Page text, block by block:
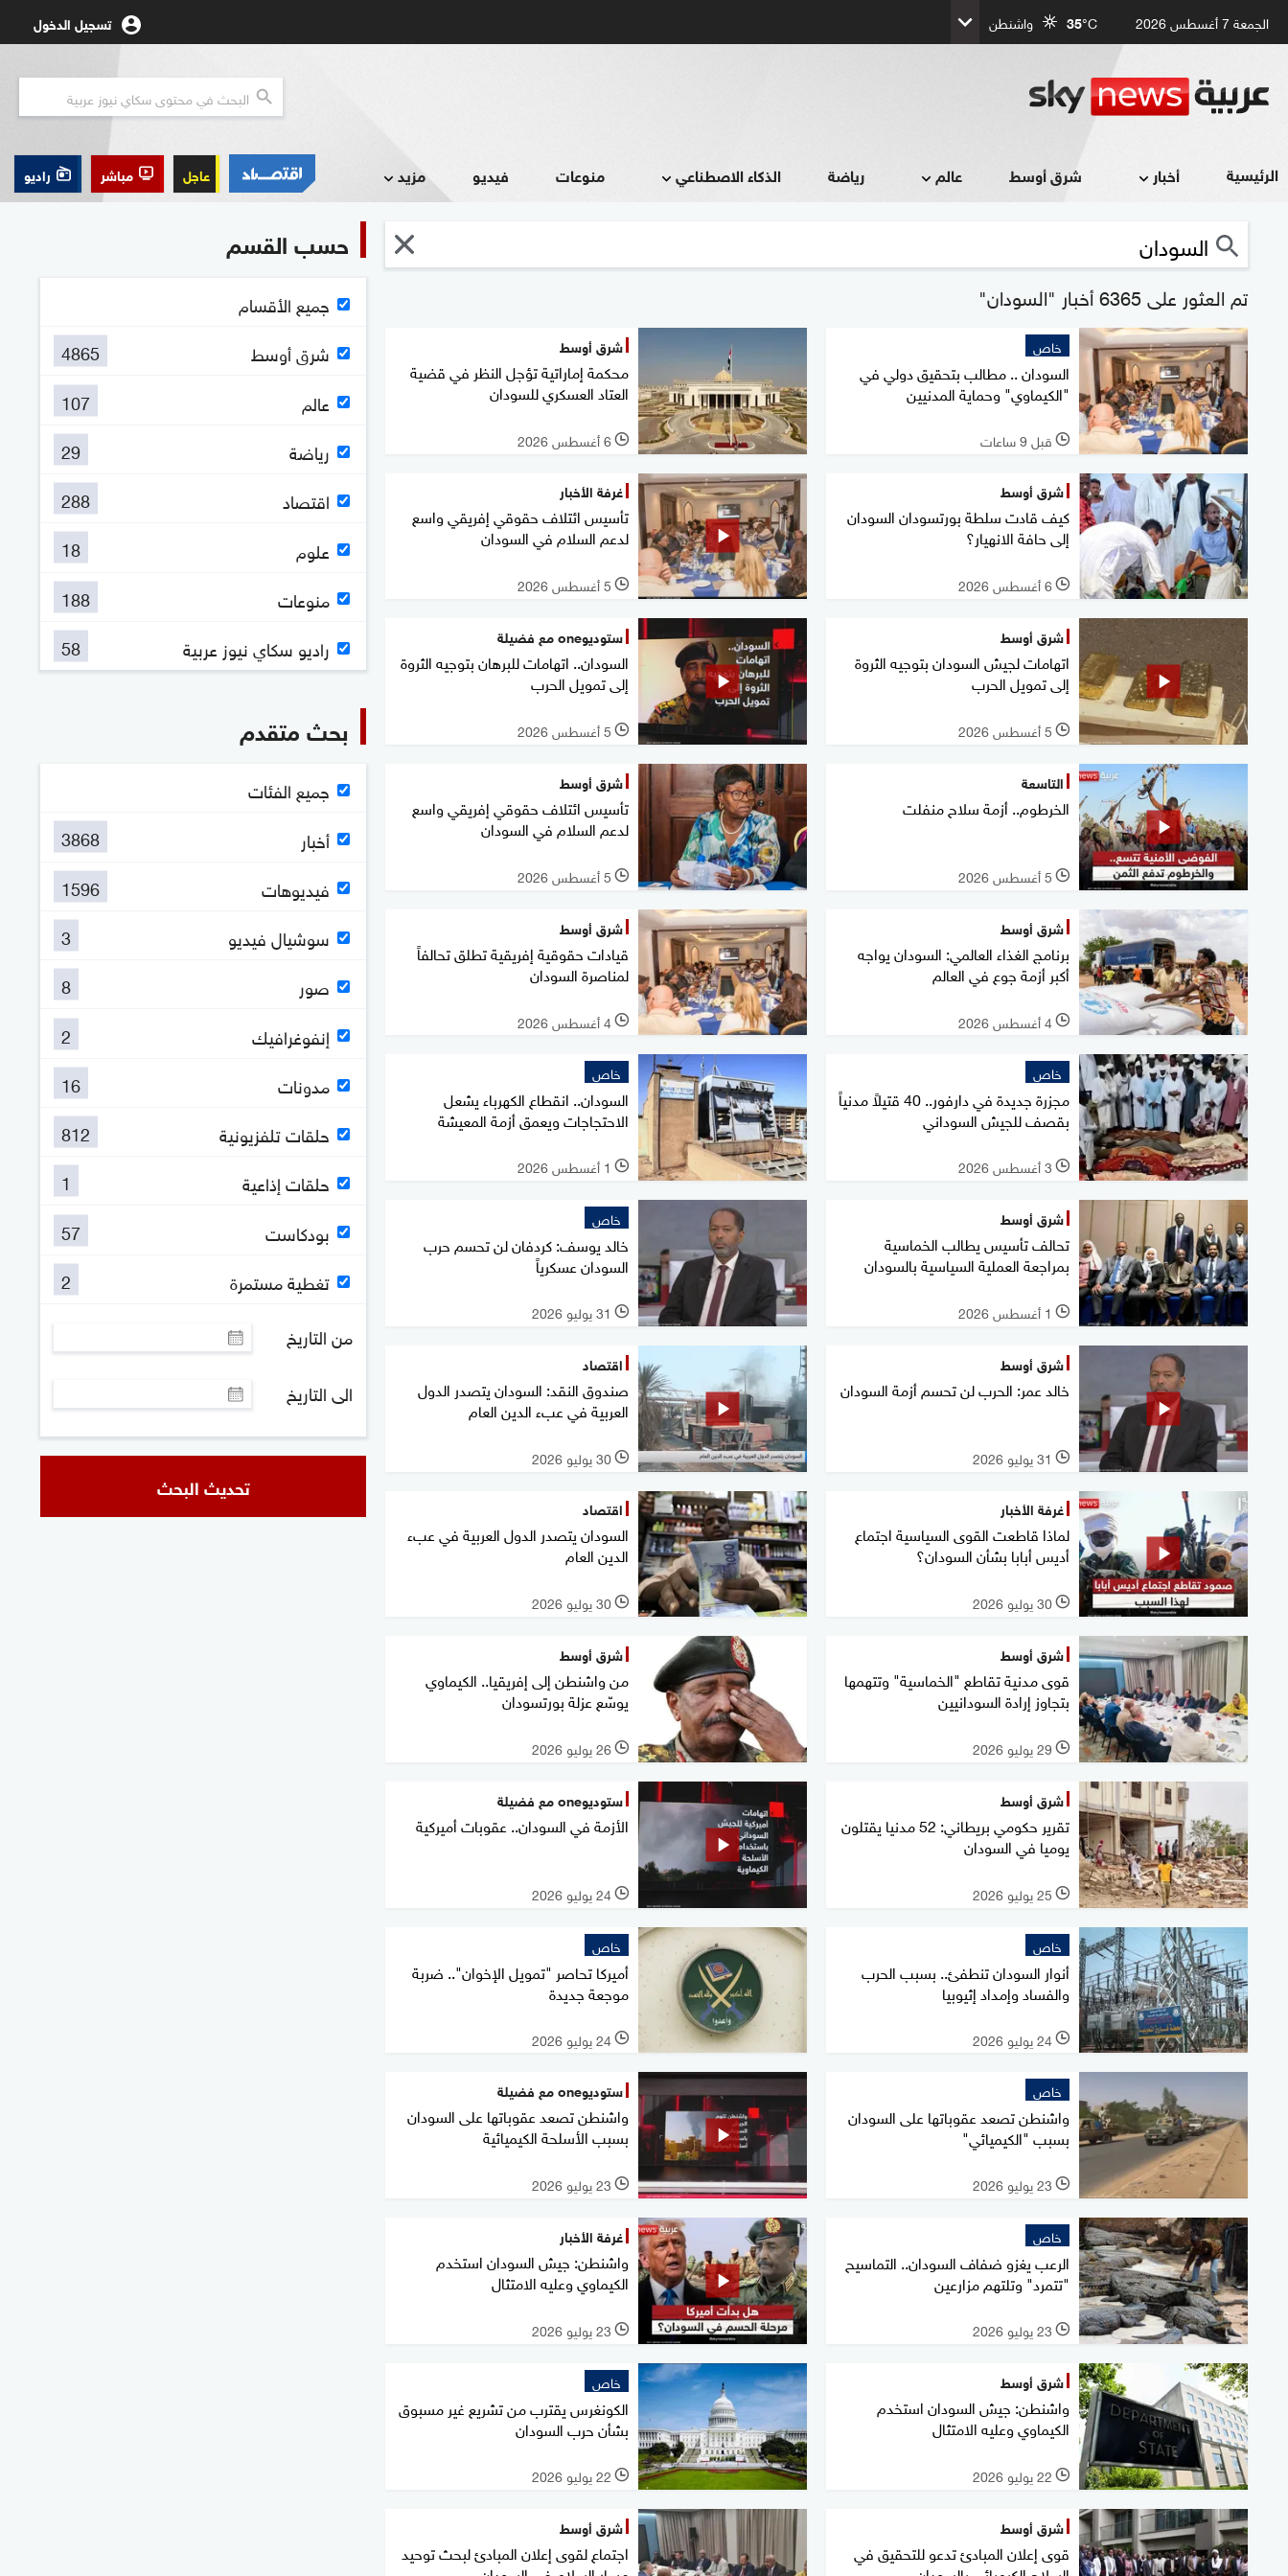
الجمعة 7 أغسطس 2026 35°C واشنطن تسجيل الدخول
الرئيسية أخبار شرق أوسط عالم رياضة الذكاء الاصطناعي منوعات فيديو مزيد عاجل مباشر راديو
تم العثور على 6365 أخبار "السودان"
خاص
السودان .. مطالب بتحقيق دولي في
"الكيماوي" وحماية المدنيين
l قبل 9 ساعات
شرق أوسط
محكمة إماراتية تؤجل النظر في قضية
العتاد العسكري للسودان
l 6 أغسطس 2026
شرق أوسط
كيف قادت سلطة بورتسودان السودان
إلى حافة الانهيار؟
l 6 أغسطس 2026
غرفة الأخبار
تأسيس ائتلاف حقوقي إفريقي واسع
لدعم السلام في السودان
l 5 أغسطس 2026
شرق أوسط
اتهامات لجيش السودان بتوجيه الثروة
إلى تمويل الحرب
l 5 أغسطس 2026
ستوديوone مع فضيلة
السودان.. اتهامات للبرهان بتوجيه الثروة
إلى تمويل الحرب
l 5 أغسطس 2026
التاسعة
الخرطوم.. أزمة سلاح منفلت
l 5 أغسطس 2026
شرق أوسط
تأسيس ائتلاف حقوقي إفريقي واسع
لدعم السلام في السودان
l 5 أغسطس 2026
شرق أوسط
برنامج الغذاء العالمي: السودان يواجه
أكبر أزمة جوع في العالم
l 4 أغسطس 2026
شرق أوسط
قيادات حقوقية إفريقية تطلق تحالفاً
لمناصرة السودان
l 4 أغسطس 2026
خاص
مجزرة جديدة في دارفور.. 40 قتيلاً مدنياً
بقصف للجيش السوداني
l 3 أغسطس 2026
خاص
السودان.. انقطاع الكهرباء يشعل
الاحتجاجات ويعمق أزمة المعيشة
l 1 أغسطس 2026
شرق أوسط
تحالف تأسيس يطالب الخماسية
بمراجعة العملية السياسية بالسودان
l 1 أغسطس 2026
خاص
خالد يوسف: كردفان لن تحسم حرب
السودان عسكرياً
l 31 يوليو 2026
شرق أوسط
خالد عمر: الحرب لن تحسم أزمة السودان
l 31 يوليو 2026
اقتصاد
صندوق النقد: السودان يتصدر الدول
العربية في عبء الدين العام
l 30 يوليو 2026
غرفة الأخبار
لماذا قاطعت القوى السياسية اجتماع
أديس أبابا بشأن السودان؟
l 30 يوليو 2026
اقتصاد
السودان يتصدر الدول العربية في عبء
الدين العام
l 30 يوليو 2026
شرق أوسط
قوى مدنية تقاطع "الخماسية" وتتهمها
بتجاوز إرادة السودانيين
l 29 يوليو 2026
شرق أوسط
من واشنطن إلى إفريقيا.. الكيماوي
يوسّع عزلة بورتسودان
l 26 يوليو 2026
شرق أوسط
تقرير حكومي بريطاني: 52 مدنيا يقتلون
يوميا في السودان
l 25 يوليو 2026
ستوديوone مع فضيلة
الأزمة في السودان.. عقوبات أميركية
l 24 يوليو 2026
خاص
أنوار السودان تنطفئ.. بسبب الحرب
والفساد وإمداد إثيوبيا
l 24 يوليو 2026
خاص
أميركا تحاصر "تمويل الإخوان".. ضربة
موجعة جديدة
l 24 يوليو 2026
خاص
واشنطن تصعد عقوباتها على السودان
بسبب "الكيميائي"
l 23 يوليو 2026
ستوديوone مع فضيلة
واشنطن تصعد عقوباتها على السودان
بسبب الأسلحة الكيميائية
l 23 يوليو 2026
خاص
الرعب يغزو ضفاف السودان.. التماسيح
"تتمرد" وتلتهم مزارعين
l 23 يوليو 2026
غرفة الأخبار
واشنطن: جيش السودان استخدم
الكيماوي وعليه الامتثال
l 23 يوليو 2026
شرق أوسط
واشنطن: جيش السودان استخدم
الكيماوي وعليه الامتثال
l 22 يوليو 2026
خاص
الكونغرس يقترب من تشريع غير مسبوق
بشأن حرب السودان
l 22 يوليو 2026
شرق أوسط
قوى إعلان المبادئ تدعو للتحقيق في
شرق أوسط
اجتماع لقوى إعلان المبادئ لبحث توحيد
حسب القسم
جميع الأقسام
شرق أوسط
4865
عالم
107
رياضة
29
اقتصاد
288
علوم
18
منوعات
188
راديو سكاي نيوز عربية
58
بحث متقدم
جميع الفئات
أخبار
3868
فيديوهات
1596
سوشيال فيديو
3
صور
8
إنفوغرافيك
2
مدونات
16
حلقات تلفزيونية
812
حلقات إذاعية
1
بودكاست
57
تغطية مستمرة
2
من التاريخ
الى التاريخ
تحديث البحث